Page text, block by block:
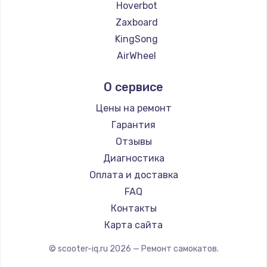
Замена температурного датчика
2500 руб.
Заказать
1300 руб.
Заказать
Техобслуживание
Заказать
Установка / подключение / демонтаж
1300 руб.
Hoverbot
Zaxboard
KingSong
AirWheel
Hunter
Shorner
Joyor
Minimotors
Bork
Segway
KIRIN
О сервисе
Цены на ремонт
Гарантия
Отзывы
Диагностика
Оплата и доставка
FAQ
Контакты
Карта сайта
© scooter-iq.ru 2026 — Ремонт самокатов.